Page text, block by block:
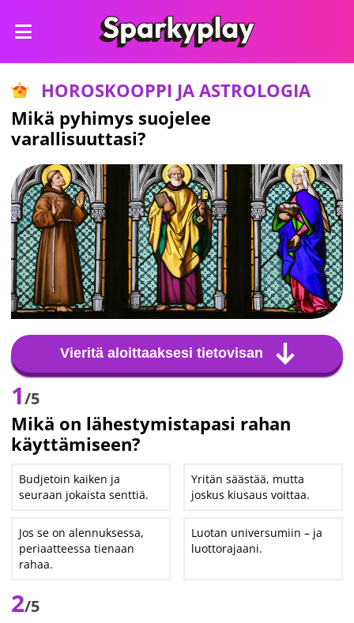
HOROSKOOPPI JA ASTROLOGIA
Mikä pyhimys suojelee
varallisuuttasi?
Vieritä aloittaaksesi tietovisan
1/5
Mikä on lähestymistapasi rahan
käyttämiseen?
Budjetoin kaiken ja
seuraan jokaista senttiä.
Yritän säästää, mutta
joskus kiusaus voittaa.
Jos se on alennuksessa,
periaatteessa tienaan
rahaa.
Luotan universumiin – ja
luottorajaani.
2/5